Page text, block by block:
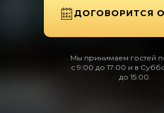
ДОГОВОРИТСЯ
Мы принимаем гостей
с 9:00 до 17:00 и в
до 15:00.